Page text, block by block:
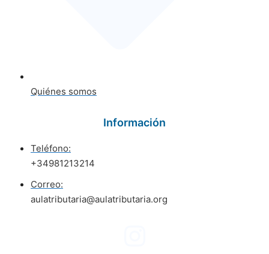
Quiénes somos
Información
Teléfono:
+34981213214
Correo:
aulatributaria@aulatributaria.org